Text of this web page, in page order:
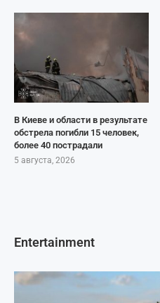
В Киеве и области в результате
обстрела погибли 15 человек,
более 40 пострадали
5 августа, 2026
Entertainment